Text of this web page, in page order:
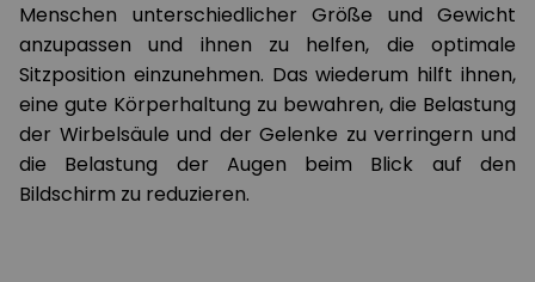
Menschen unterschiedlicher Größe und Gewicht
anzupassen und ihnen zu helfen, die optimale
Sitzposition einzunehmen. Das wiederum hilft ihnen,
eine gute Körperhaltung zu bewahren, die Belastung
der Wirbelsäule und der Gelenke zu verringern und
die Belastung der Augen beim Blick auf den
Bildschirm zu reduzieren.